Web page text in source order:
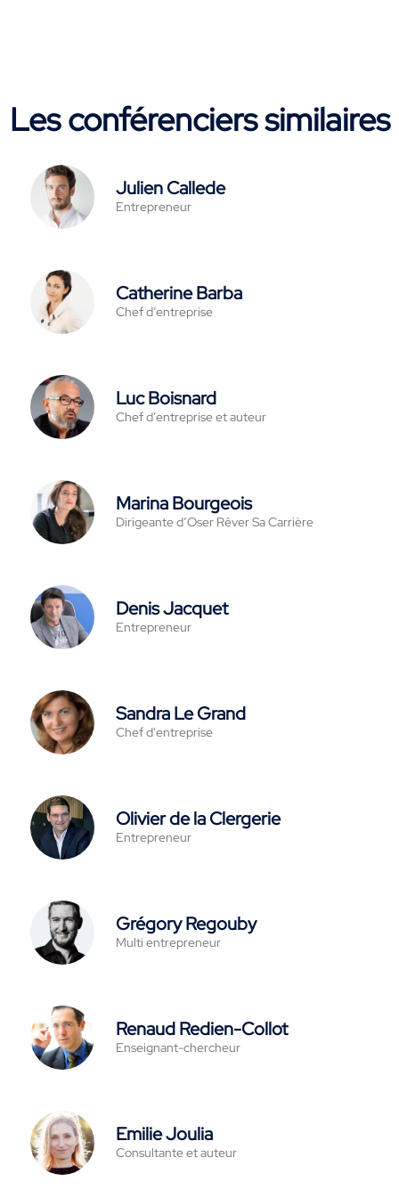
Les conférenciers similaires
Julien Callede
Entrepreneur
Catherine Barba
Chef d’entreprise
Luc Boisnard
Chef d’entreprise et auteur
Marina Bourgeois
Dirigeante d’Oser Rêver Sa Carrière
Denis Jacquet
Entrepreneur
Sandra Le Grand
Chef d'entreprise
Olivier de la Clergerie
Entrepreneur
Grégory Regouby
Multi entrepreneur
Renaud Redien-Collot
Enseignant-chercheur
Emilie Joulia
Consultante et auteur